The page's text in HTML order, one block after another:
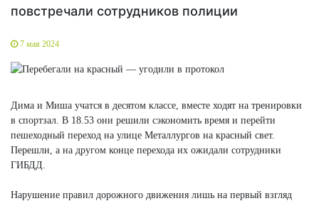
повстречали сотрудников полиции
7 мая 2024
Дима и Миша учатся в десятом классе, вместе ходят на тренировки
в спортзал. В 18.53 они решили сэкономить время и перейти
пешеходный переход на улице Металлургов на красный свет.
Перешли, а на другом конце перехода их ожидали сотрудники
ГИБДД.
Нарушение правил дорожного движения лишь на первый взгляд